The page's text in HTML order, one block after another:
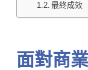
最終成效
面對商